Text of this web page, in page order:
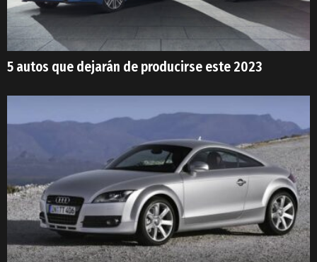
5 autos que dejarán de producirse este 2023